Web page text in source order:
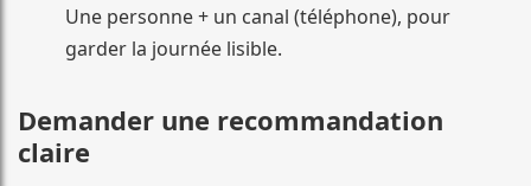
Une personne + un canal (téléphone), pour
garder la journée lisible.
Demander une recommandation
claire